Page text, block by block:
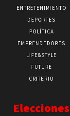
ENTRETENIMIENTO
DEPORTES
POLÍTICA
EMPRENDEDORES
LIFE&STYLE
FUTURE
CRITERIO
Elecciones